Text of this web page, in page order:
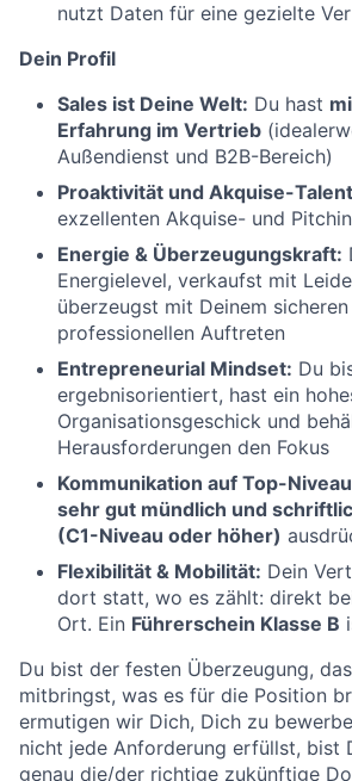
nutzt Daten für eine gezielte
Dein Profil
Sales ist Deine Welt: Du hast
Erfahrung im Vertrieb
Außendienst und B2B-Bereich)
Proaktivität und Akquise-
exzellenten Akquise- und
Energie & Überzeugungskraft:
Energielevel, verkaufst mit
überzeugst mit Deinem sicheren
professionellen Auftreten
Entrepreneurial Mindset: Du
ergebnisorientiert, hast ein
Organisationsgeschick und
Herausforderungen den Fokus
Kommunikation auf Top-
sehr gut mündlich und
(C1-Niveau oder höher)
Flexibilität & Mobilität: Dein
dort statt, wo es zählt: direkt
Ort. Ein Führerschein Klasse B
Du bist der festen Überzeugung,
mitbringst, was es für die Position
ermutigen wir Dich, Dich zu
nicht jede Anforderung erfüllst, bist
genau die/der richtige zukünftige